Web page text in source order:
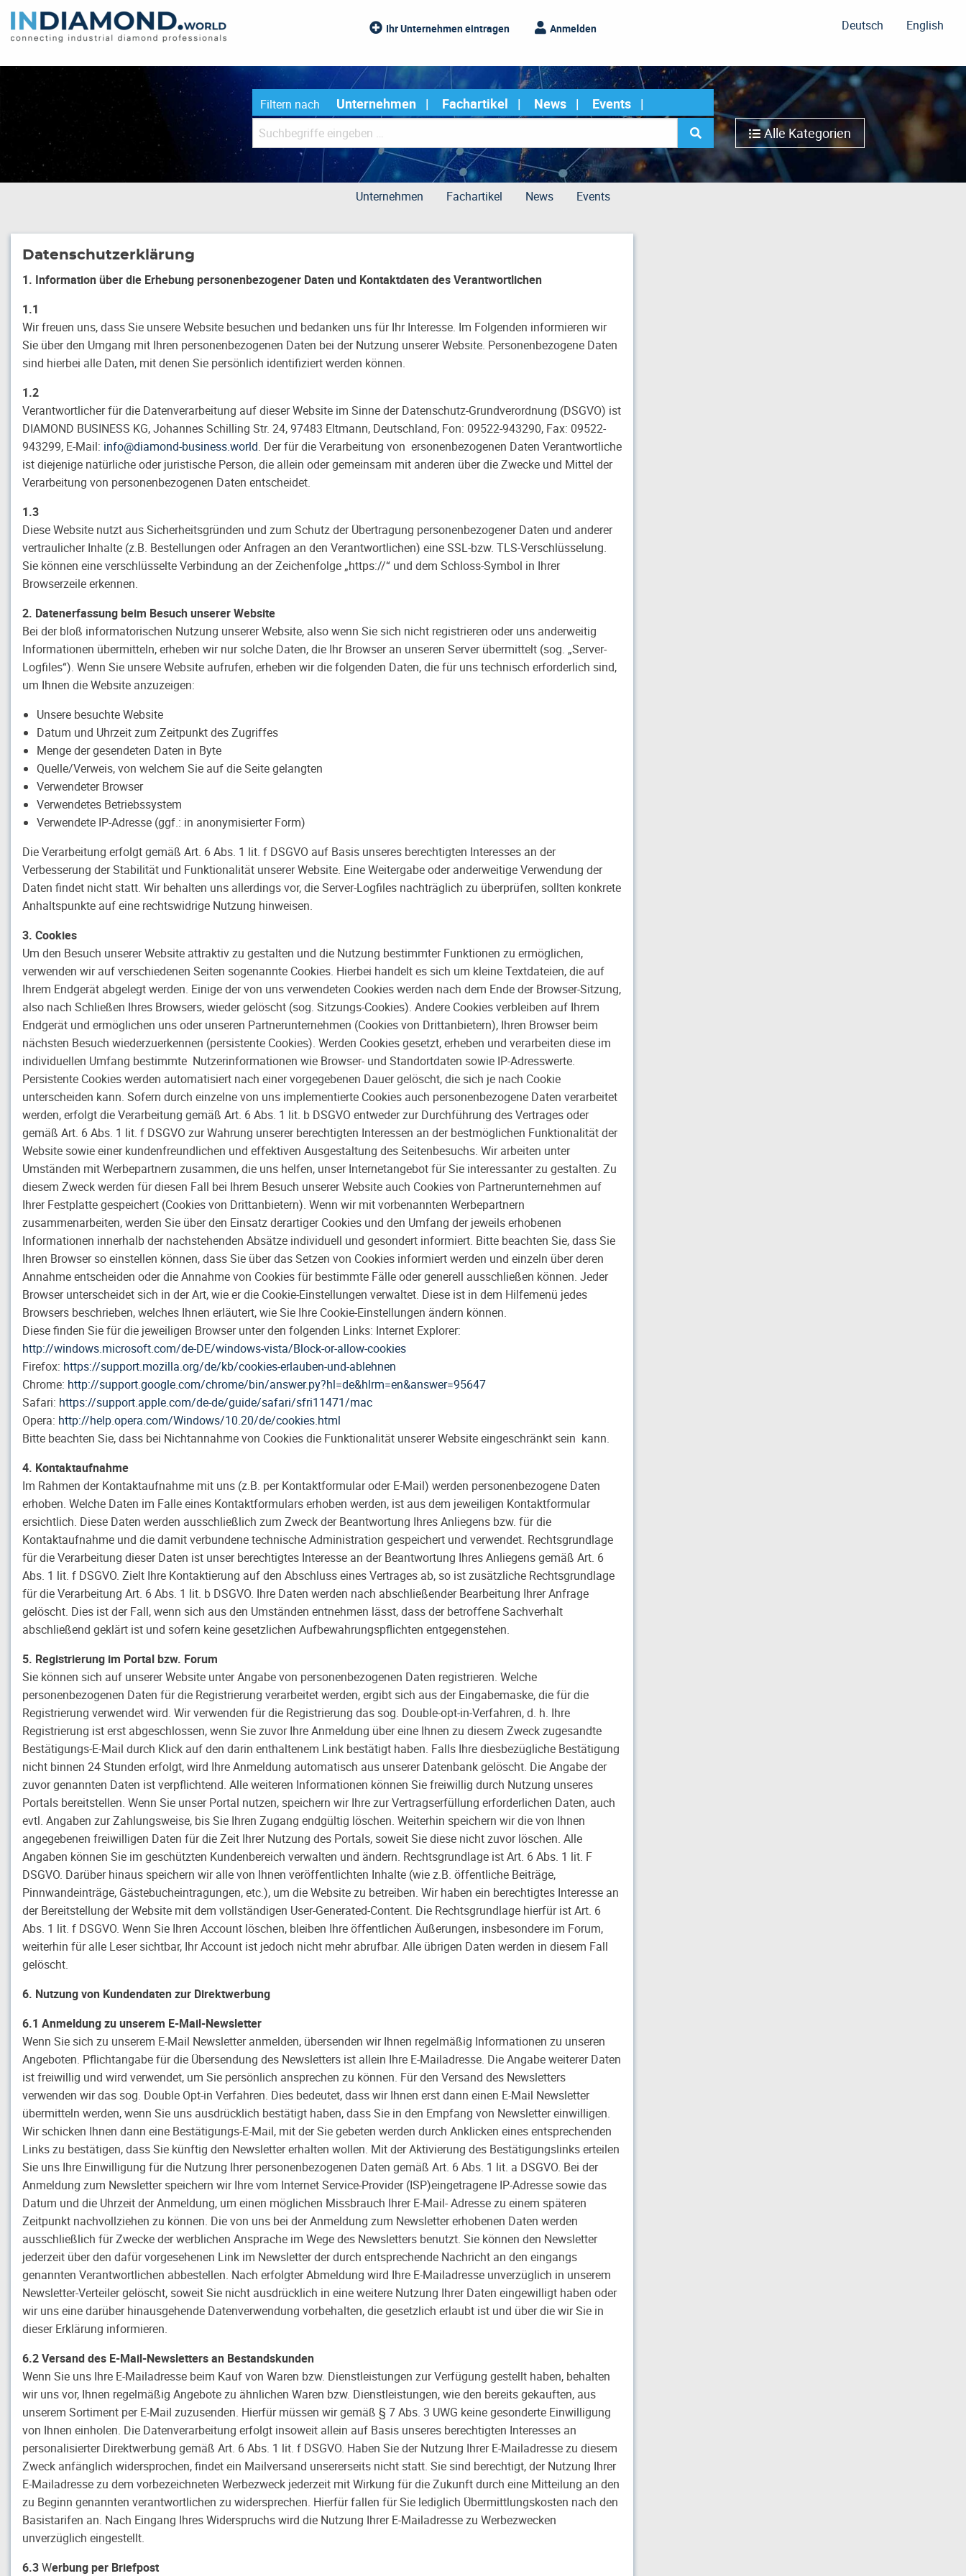
Ihr Unternehmen eintragen Anmelden Deutsch English
Filtern nach Unternehmen Fachartikel News
Events
Alle Kategorien
Unternehmen Fachartikel News Events
Datenschutzerklärung
1. Information über die Erhebung personenbezogener Daten und Kontaktdaten des Verantwortlichen
1.1
Wir freuen uns, dass Sie unsere Website besuchen und bedanken uns für Ihr Interesse. Im Folgenden informieren wir
Sie über den Umgang mit Ihren personenbezogenen Daten bei der Nutzung unserer Website. Personenbezogene Daten
sind hierbei alle Daten, mit denen Sie persönlich identifiziert werden können.
1.2
Verantwortlicher für die Datenverarbeitung auf dieser Website im Sinne der Datenschutz-Grundverordnung (DSGVO) ist
DIAMOND BUSINESS KG, Johannes Schilling Str. 24, 97483 Eltmann, Deutschland, Fon: 09522-943290, Fax: 09522-
943299, E-Mail: info@diamond-business.world. Der für die Verarbeitung von ersonenbezogenen Daten Verantwortliche
ist diejenige natürliche oder juristische Person, die allein oder gemeinsam mit anderen über die Zwecke und Mittel der
Verarbeitung von personenbezogenen Daten entscheidet.
1.3
Diese Website nutzt aus Sicherheitsgründen und zum Schutz der Übertragung personenbezogener Daten und anderer
vertraulicher Inhalte (z.B. Bestellungen oder Anfragen an den Verantwortlichen) eine SSL-bzw. TLS-Verschlüsselung.
Sie können eine verschlüsselte Verbindung an der Zeichenfolge „https://“ und dem Schloss-Symbol in Ihrer
Browserzeile erkennen.
2. Datenerfassung beim Besuch unserer Website
Bei der bloß informatorischen Nutzung unserer Website, also wenn Sie sich nicht registrieren oder uns anderweitig
Informationen übermitteln, erheben wir nur solche Daten, die Ihr Browser an unseren Server übermittelt (sog. „Server-
Logfiles“). Wenn Sie unsere Website aufrufen, erheben wir die folgenden Daten, die für uns technisch erforderlich sind,
um Ihnen die Website anzuzeigen:
Unsere besuchte Website
Datum und Uhrzeit zum Zeitpunkt des Zugriffes
Menge der gesendeten Daten in Byte
Quelle/Verweis, von welchem Sie auf die Seite gelangten
Verwendeter Browser
Verwendetes Betriebssystem
Verwendete IP-Adresse (ggf.: in anonymisierter Form)
Die Verarbeitung erfolgt gemäß Art. 6 Abs. 1 lit. f DSGVO auf Basis unseres berechtigten Interesses an der
Verbesserung der Stabilität und Funktionalität unserer Website. Eine Weitergabe oder anderweitige Verwendung der
Daten findet nicht statt. Wir behalten uns allerdings vor, die Server-Logfiles nachträglich zu überprüfen, sollten konkrete
Anhaltspunkte auf eine rechtswidrige Nutzung hinweisen.
3. Cookies
Um den Besuch unserer Website attraktiv zu gestalten und die Nutzung bestimmter Funktionen zu ermöglichen,
verwenden wir auf verschiedenen Seiten sogenannte Cookies. Hierbei handelt es sich um kleine Textdateien, die auf
Ihrem Endgerät abgelegt werden. Einige der von uns verwendeten Cookies werden nach dem Ende der Browser-Sitzung,
also nach Schließen Ihres Browsers, wieder gelöscht (sog. Sitzungs-Cookies). Andere Cookies verbleiben auf Ihrem
Endgerät und ermöglichen uns oder unseren Partnerunternehmen (Cookies von Drittanbietern), Ihren Browser beim
nächsten Besuch wiederzuerkennen (persistente Cookies). Werden Cookies gesetzt, erheben und verarbeiten diese im
individuellen Umfang bestimmte Nutzerinformationen wie Browser- und Standortdaten sowie IP-Adresswerte.
Persistente Cookies werden automatisiert nach einer vorgegebenen Dauer gelöscht, die sich je nach Cookie
unterscheiden kann. Sofern durch einzelne von uns implementierte Cookies auch personenbezogene Daten verarbeitet
werden, erfolgt die Verarbeitung gemäß Art. 6 Abs. 1 lit. b DSGVO entweder zur Durchführung des Vertrages oder
gemäß Art. 6 Abs. 1 lit. f DSGVO zur Wahrung unserer berechtigten Interessen an der bestmöglichen Funktionalität der
Website sowie einer kundenfreundlichen und effektiven Ausgestaltung des Seitenbesuchs. Wir arbeiten unter
Umständen mit Werbepartnern zusammen, die uns helfen, unser Internetangebot für Sie interessanter zu gestalten. Zu
diesem Zweck werden für diesen Fall bei Ihrem Besuch unserer Website auch Cookies von Partnerunternehmen auf
Ihrer Festplatte gespeichert (Cookies von Drittanbietern). Wenn wir mit vorbenannten Werbepartnern
zusammenarbeiten, werden Sie über den Einsatz derartiger Cookies und den Umfang der jeweils erhobenen
Informationen innerhalb der nachstehenden Absätze individuell und gesondert informiert. Bitte beachten Sie, dass Sie
Ihren Browser so einstellen können, dass Sie über das Setzen von Cookies informiert werden und einzeln über deren
Annahme entscheiden oder die Annahme von Cookies für bestimmte Fälle oder generell ausschließen können. Jeder
Browser unterscheidet sich in der Art, wie er die Cookie-Einstellungen verwaltet. Diese ist in dem Hilfemenü jedes
Browsers beschrieben, welches Ihnen erläutert, wie Sie Ihre Cookie-Einstellungen ändern können.
Diese finden Sie für die jeweiligen Browser unter den folgenden Links: Internet Explorer:
http://windows.microsoft.com/de-DE/windows-vista/Block-or-allow-cookies
Firefox: https://support.mozilla.org/de/kb/cookies-erlauben-und-ablehnen
Chrome: http://support.google.com/chrome/bin/answer.py?hl=de&hlrm=en&answer=95647
Safari: https://support.apple.com/de-de/guide/safari/sfri11471/mac
Opera: http://help.opera.com/Windows/10.20/de/cookies.html
Bitte beachten Sie, dass bei Nichtannahme von Cookies die Funktionalität unserer Website eingeschränkt sein kann.
4. Kontaktaufnahme
Im Rahmen der Kontaktaufnahme mit uns (z.B. per Kontaktformular oder E-Mail) werden personenbezogene Daten
erhoben. Welche Daten im Falle eines Kontaktformulars erhoben werden, ist aus dem jeweiligen Kontaktformular
ersichtlich. Diese Daten werden ausschließlich zum Zweck der Beantwortung Ihres Anliegens bzw. für die
Kontaktaufnahme und die damit verbundene technische Administration gespeichert und verwendet. Rechtsgrundlage
für die Verarbeitung dieser Daten ist unser berechtigtes Interesse an der Beantwortung Ihres Anliegens gemäß Art. 6
Abs. 1 lit. f DSGVO. Zielt Ihre Kontaktierung auf den Abschluss eines Vertrages ab, so ist zusätzliche Rechtsgrundlage
für die Verarbeitung Art. 6 Abs. 1 lit. b DSGVO. Ihre Daten werden nach abschließender Bearbeitung Ihrer Anfrage
gelöscht. Dies ist der Fall, wenn sich aus den Umständen entnehmen lässt, dass der betroffene Sachverhalt
abschließend geklärt ist und sofern keine gesetzlichen Aufbewahrungspflichten entgegenstehen.
5. Registrierung im Portal bzw. Forum
Sie können sich auf unserer Website unter Angabe von personenbezogenen Daten registrieren. Welche
personenbezogenen Daten für die Registrierung verarbeitet werden, ergibt sich aus der Eingabemaske, die für die
Registrierung verwendet wird. Wir verwenden für die Registrierung das sog. Double-opt-in-Verfahren, d. h. Ihre
Registrierung ist erst abgeschlossen, wenn Sie zuvor Ihre Anmeldung über eine Ihnen zu diesem Zweck zugesandte
Bestätigungs-E-Mail durch Klick auf den darin enthaltenem Link bestätigt haben. Falls Ihre diesbezügliche Bestätigung
nicht binnen 24 Stunden erfolgt, wird Ihre Anmeldung automatisch aus unserer Datenbank gelöscht. Die Angabe der
zuvor genannten Daten ist verpflichtend. Alle weiteren Informationen können Sie freiwillig durch Nutzung unseres
Portals bereitstellen. Wenn Sie unser Portal nutzen, speichern wir Ihre zur Vertragserfüllung erforderlichen Daten, auch
evtl. Angaben zur Zahlungsweise, bis Sie Ihren Zugang endgültig löschen. Weiterhin speichern wir die von Ihnen
angegebenen freiwilligen Daten für die Zeit Ihrer Nutzung des Portals, soweit Sie diese nicht zuvor löschen. Alle
Angaben können Sie im geschützten Kundenbereich verwalten und ändern. Rechtsgrundlage ist Art. 6 Abs. 1 lit. F
DSGVO. Darüber hinaus speichern wir alle von Ihnen veröffentlichten Inhalte (wie z.B. öffentliche Beiträge,
Pinnwandeinträge, Gästebucheintragungen, etc.), um die Website zu betreiben. Wir haben ein berechtigtes Interesse an
der Bereitstellung der Website mit dem vollständigen User-Generated-Content. Die Rechtsgrundlage hierfür ist Art. 6
Abs. 1 lit. f DSGVO. Wenn Sie Ihren Account löschen, bleiben Ihre öffentlichen Äußerungen, insbesondere im Forum,
weiterhin für alle Leser sichtbar, Ihr Account ist jedoch nicht mehr abrufbar. Alle übrigen Daten werden in diesem Fall
gelöscht.
6. Nutzung von Kundendaten zur Direktwerbung
6.1 Anmeldung zu unserem E-Mail-Newsletter
Wenn Sie sich zu unserem E-Mail Newsletter anmelden, übersenden wir Ihnen regelmäßig Informationen zu unseren
Angeboten. Pflichtangabe für die Übersendung des Newsletters ist allein Ihre E-Mailadresse. Die Angabe weiterer Daten
ist freiwillig und wird verwendet, um Sie persönlich ansprechen zu können. Für den Versand des Newsletters
verwenden wir das sog. Double Opt-in Verfahren. Dies bedeutet, dass wir Ihnen erst dann einen E-Mail Newsletter
übermitteln werden, wenn Sie uns ausdrücklich bestätigt haben, dass Sie in den Empfang von Newsletter einwilligen.
Wir schicken Ihnen dann eine Bestätigungs-E-Mail, mit der Sie gebeten werden durch Anklicken eines entsprechenden
Links zu bestätigen, dass Sie künftig den Newsletter erhalten wollen. Mit der Aktivierung des Bestätigungslinks erteilen
Sie uns Ihre Einwilligung für die Nutzung Ihrer personenbezogenen Daten gemäß Art. 6 Abs. 1 lit. a DSGVO. Bei der
Anmeldung zum Newsletter speichern wir Ihre vom Internet Service-Provider (ISP)eingetragene IP-Adresse sowie das
Datum und die Uhrzeit der Anmeldung, um einen möglichen Missbrauch Ihrer E-Mail- Adresse zu einem späteren
Zeitpunkt nachvollziehen zu können. Die von uns bei der Anmeldung zum Newsletter erhobenen Daten werden
ausschließlich für Zwecke der werblichen Ansprache im Wege des Newsletters benutzt. Sie können den Newsletter
jederzeit über den dafür vorgesehenen Link im Newsletter der durch entsprechende Nachricht an den eingangs
genannten Verantwortlichen abbestellen. Nach erfolgter Abmeldung wird Ihre E-Mailadresse unverzüglich in unserem
Newsletter-Verteiler gelöscht, soweit Sie nicht ausdrücklich in eine weitere Nutzung Ihrer Daten eingewilligt haben oder
wir uns eine darüber hinausgehende Datenverwendung vorbehalten, die gesetzlich erlaubt ist und über die wir Sie in
dieser Erklärung informieren.
6.2 Versand des E-Mail-Newsletters an Bestandskunden
Wenn Sie uns Ihre E-Mailadresse beim Kauf von Waren bzw. Dienstleistungen zur Verfügung gestellt haben, behalten
wir uns vor, Ihnen regelmäßig Angebote zu ähnlichen Waren bzw. Dienstleistungen, wie den bereits gekauften, aus
unserem Sortiment per E-Mail zuzusenden. Hierfür müssen wir gemäß § 7 Abs. 3 UWG keine gesonderte Einwilligung
von Ihnen einholen. Die Datenverarbeitung erfolgt insoweit allein auf Basis unseres berechtigten Interesses an
personalisierter Direktwerbung gemäß Art. 6 Abs. 1 lit. f DSGVO. Haben Sie der Nutzung Ihrer E-Mailadresse zu diesem
Zweck anfänglich widersprochen, findet ein Mailversand unsererseits nicht statt. Sie sind berechtigt, der Nutzung Ihrer
E-Mailadresse zu dem vorbezeichneten Werbezweck jederzeit mit Wirkung für die Zukunft durch eine Mitteilung an den
zu Beginn genannten verantwortlichen zu widersprechen. Hierfür fallen für Sie lediglich Übermittlungskosten nach den
Basistarifen an. Nach Eingang Ihres Widerspruchs wird die Nutzung Ihrer E-Mailadresse zu Werbezwecken
unverzüglich eingestellt.
6.3Werbung per Briefpost